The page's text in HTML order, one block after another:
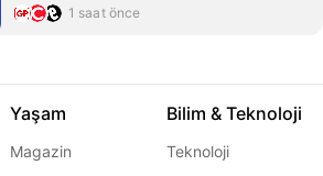
1 saat önce
Yaşam
Magazin
Bilim & Teknoloji
Teknoloji